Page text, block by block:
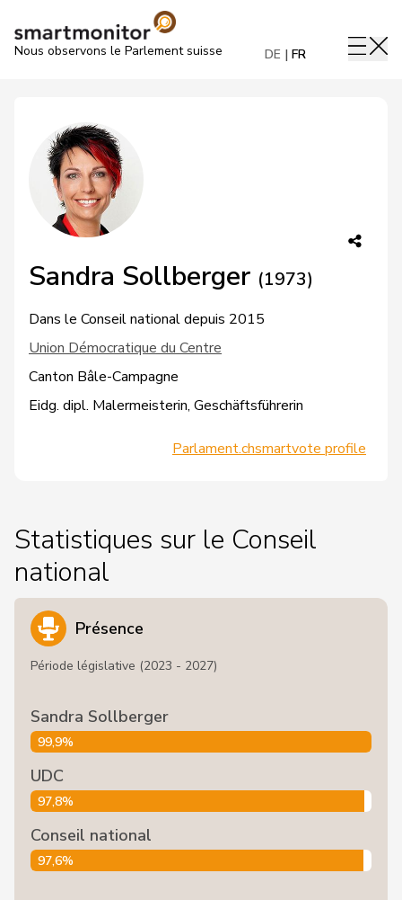
Nous observons le Parlement suisse DE FR
Sandra Sollberger (1973)
Dans le Conseil national depuis 2015
Union Démocratique du Centre
Canton Bâle-Campagne
Eidg. dipl. Malermeisterin, Geschäftsführerin
Parlament.chsmartvote profile
Statistiques sur le Conseil
national
Présence
Période législative (2023 - 2027)
Sandra Sollberger
99,9%
UDC
97,8%
Conseil national
97,6%